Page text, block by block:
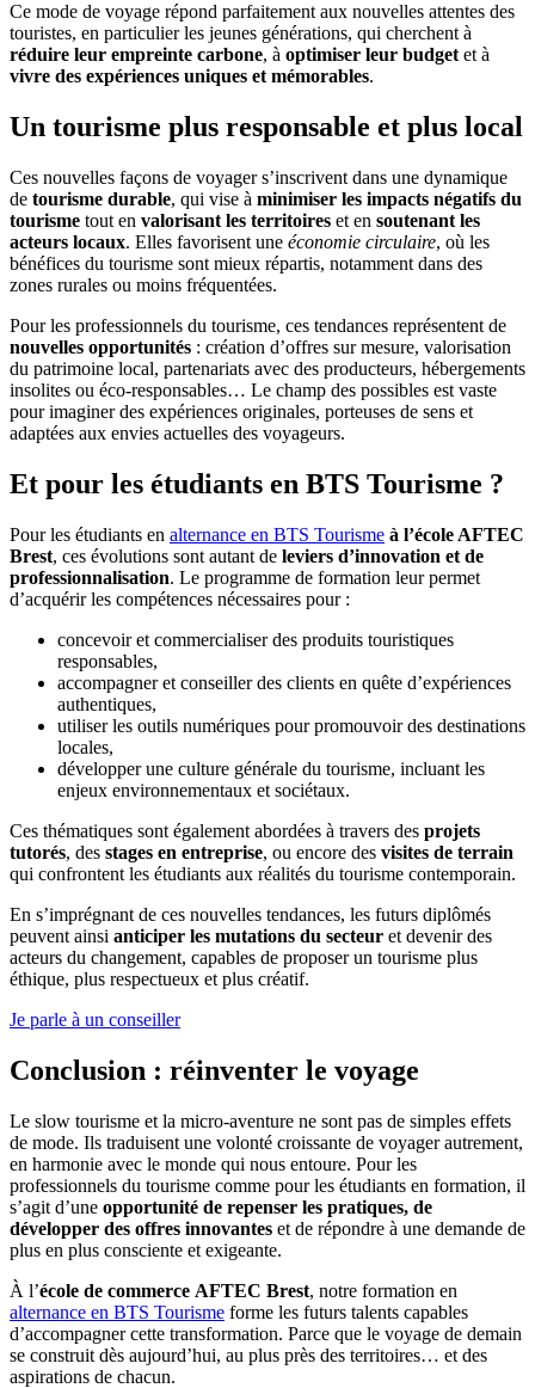
Ce mode de voyage répond parfaitement aux nouvelles attentes des
touristes, en particulier les jeunes générations, qui cherchent à
réduire leur empreinte carbone, à optimiser leur budget et à
vivre des expériences uniques et mémorables.
Un tourisme plus responsable et plus local
Ces nouvelles façons de voyager s’inscrivent dans une dynamique
de tourisme durable, qui vise à minimiser les impacts négatifs du
tourisme tout en valorisant les territoires et en soutenant les
acteurs locaux. Elles favorisent une économie circulaire, où les
bénéfices du tourisme sont mieux répartis, notamment dans des
zones rurales ou moins fréquentées.
Pour les professionnels du tourisme, ces tendances représentent de
nouvelles opportunités : création d’offres sur mesure, valorisation
du patrimoine local, partenariats avec des producteurs, hébergements
insolites ou éco-responsables… Le champ des possibles est vaste
pour imaginer des expériences originales, porteuses de sens et
adaptées aux envies actuelles des voyageurs.
Et pour les étudiants en BTS Tourisme ?
Pour les étudiants en alternance en BTS Tourisme à l’école AFTEC
Brest, ces évolutions sont autant de leviers d’innovation et de
professionnalisation. Le programme de formation leur permet
d’acquérir les compétences nécessaires pour :
concevoir et commercialiser des produits touristiques
responsables,
accompagner et conseiller des clients en quête d’expériences
authentiques,
utiliser les outils numériques pour promouvoir des destinations
locales,
développer une culture générale du tourisme, incluant les
enjeux environnementaux et sociétaux.
Ces thématiques sont également abordées à travers des projets
tutorés, des stages en entreprise, ou encore des visites de terrain
qui confrontent les étudiants aux réalités du tourisme contemporain.
En s’imprégnant de ces nouvelles tendances, les futurs diplômés
peuvent ainsi anticiper les mutations du secteur et devenir des
acteurs du changement, capables de proposer un tourisme plus
éthique, plus respectueux et plus créatif.
Je parle à un conseiller
Conclusion : réinventer le voyage
Le slow tourisme et la micro-aventure ne sont pas de simples effets
de mode. Ils traduisent une volonté croissante de voyager autrement,
en harmonie avec le monde qui nous entoure. Pour les
professionnels du tourisme comme pour les étudiants en formation, il
s’agit d’une opportunité de repenser les pratiques, de
développer des offres innovantes et de répondre à une demande de
plus en plus consciente et exigeante.
À l’école de commerce AFTEC Brest, notre formation en
alternance en BTS Tourisme forme les futurs talents capables
d’accompagner cette transformation. Parce que le voyage de demain
se construit dès aujourd’hui, au plus près des territoires… et des
aspirations de chacun.